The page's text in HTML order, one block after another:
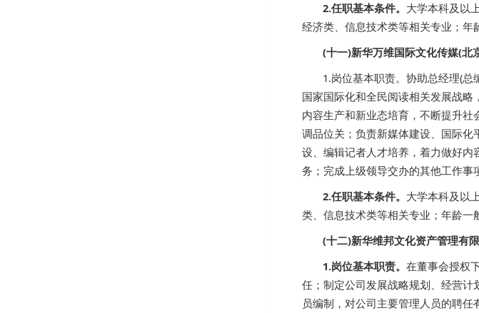
2.任职基本条件。 大学本科及以
经济类、信息技术类等相关专业；年
(十一)新华万维国际文化传媒(北
1.岗位基本职责。协助总经理(
国家国际化和全民阅读相关发展战
内容生产和新业态培育，不断提升
调品位关；负责新媒体建设、国际
设、编辑记者人才培养，着力做好
务；完成上级领导交办的其他工作事
2.任职基本条件。 大学本科及以
类、信息技术类等相关专业；年龄一
(十二)新华维邦文化资产管理有
1.岗位基本职责。 在董事会授权
任；制定公司发展战略规划、经营
员编制，对公司主要管理人员的聘任